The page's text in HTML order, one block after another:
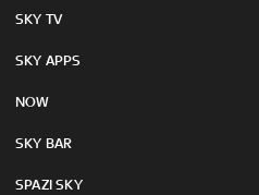
SKY TV
SKY APPS
NOW
SKY BAR
SPAZI SKY